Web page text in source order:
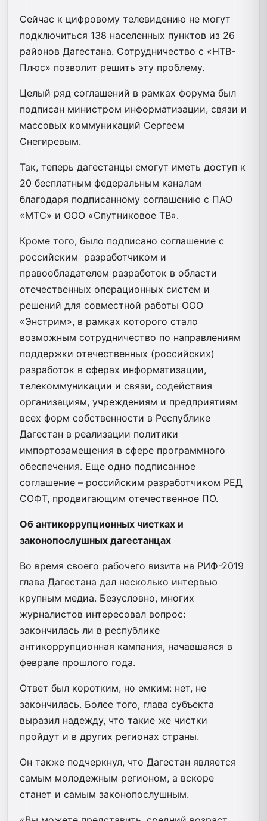
Сейчас к цифровому телевидению не могут
подключиться 138 населенных пунктов из 26
районов Дагестана. Сотрудничество с «НТВ-
Плюс» позволит решить эту проблему.
Целый ряд соглашений в рамках форума был
подписан министром информатизации, связи и
массовых коммуникаций Сергеем
Снегиревым.
Так, теперь дагестанцы смогут иметь доступ к
20 бесплатным федеральным каналам
благодаря подписанному соглашению с ПАО
«МТС» и ООО «Спутниковое ТВ».
Кроме того, было подписано соглашение с
российским разработчиком и
правообладателем разработок в области
отечественных операционных систем и
решений для совместной работы ООО
«Энстрим», в рамках которого стало
возможным сотрудничество по направлениям
поддержки отечественных (российских)
разработок в сферах информатизации,
телекоммуникации и связи, содействия
организациям, учреждениям и предприятиям
всех форм собственности в Республике
Дагестан в реализации политики
импортозамещения в сфере программного
обеспечения. Еще одно подписанное
соглашение – российским разработчиком РЕД
СОФТ, продвигающим отечественное ПО.
Об антикоррупционных чистках и
законопослушных дагестанцах
Во время своего рабочего визита на РИФ-2019
глава Дагестана дал несколько интервью
крупным медиа. Безусловно, многих
журналистов интересовал вопрос:
закончилась ли в республике
антикоррупционная кампания, начавшаяся в
феврале прошлого года.
Ответ был коротким, но емким: нет, не
закончилась. Более того, глава субъекта
выразил надежду, что такие же чистки
пройдут и в других регионах страны.
Он также подчеркнул, что Дагестан является
самым молодежным регионом, а вскоре
станет и самым законопослушным.